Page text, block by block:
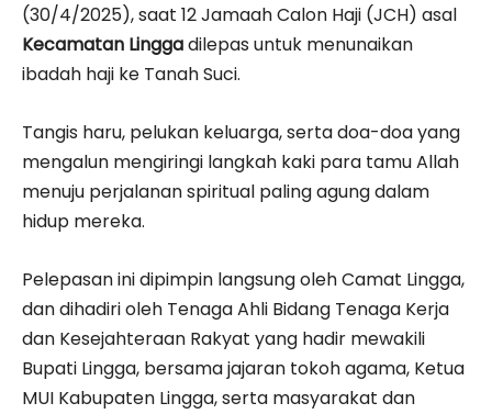
(30/4/2025), saat 12 Jamaah Calon Haji (JCH) asal
Kecamatan Linggadilepas untuk menunaikan
ibadah haji ke Tanah Suci.
Tangis haru, pelukan keluarga, serta doa-doa yang
mengalun mengiringi langkah kaki para tamu Allah
menuju perjalanan spiritual paling agung dalam
hidup mereka.
Pelepasan ini dipimpin langsung oleh Camat Lingga,
dan dihadiri oleh Tenaga Ahli Bidang Tenaga Kerja
dan Kesejahteraan Rakyat yang hadir mewakili
Bupati Lingga, bersama jajaran tokoh agama, Ketua
MUI Kabupaten Lingga, serta masyarakat dan